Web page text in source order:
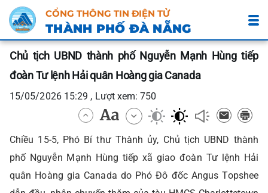
CỔNG THÔNG TIN ĐIỆN TỬ
THÀNH PHỐ ĐÀ NẴNG
Chủ tịch UBND thành phố Nguyễn Mạnh Hùng tiếp
đoàn Tư lệnh Hải quân Hoàng gia Canada
15/05/2026 15:29 , Lượt xem: 750
Chiều 15-5, Phó Bí thư Thành ủy, Chủ tịch UBND thành
phố Nguyễn Mạnh Hùng tiếp xã giao đoàn Tư lệnh Hải
quân Hoàng gia Canada do Phó Đô đốc Angus Topshee